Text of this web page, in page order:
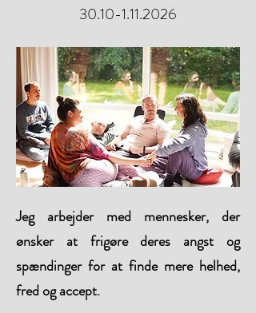
Jeg arbejder med mennesker, der
ønsker at frigøre deres angst og
spændinger for at finde mere helhed,
fred og accept.
30.10-1.11.2026